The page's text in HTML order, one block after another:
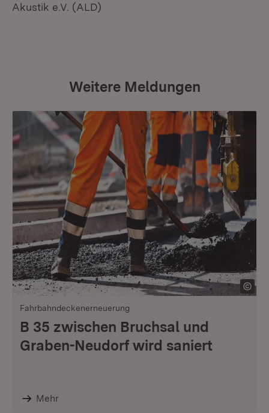
Akustik e.V. (ALD)
Weitere Meldungen
Fahrbahndeckenerneuerung
B 35 zwischen Bruchsal und
Graben-Neudorf wird saniert
Mehr